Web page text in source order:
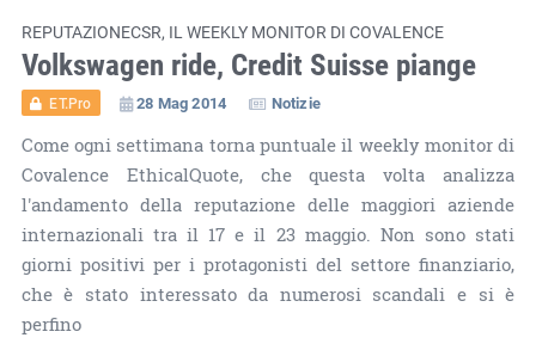
REPUTAZIONECSR, IL WEEKLY MONITOR DI COVALENCE
Volkswagen ride, Credit Suisse piange
ET.Pro 28 Mag 2014 Notizie
Come ogni settimana torna puntuale il weekly monitor di
Covalence EthicalQuote, che questa volta analizza
l'andamento della reputazione delle maggiori aziende
internazionali tra il 17 e il 23 maggio. Non sono stati
giorni positivi per i protagonisti del settore finanziario,
che è stato interessato da numerosi scandali e si è
perfino